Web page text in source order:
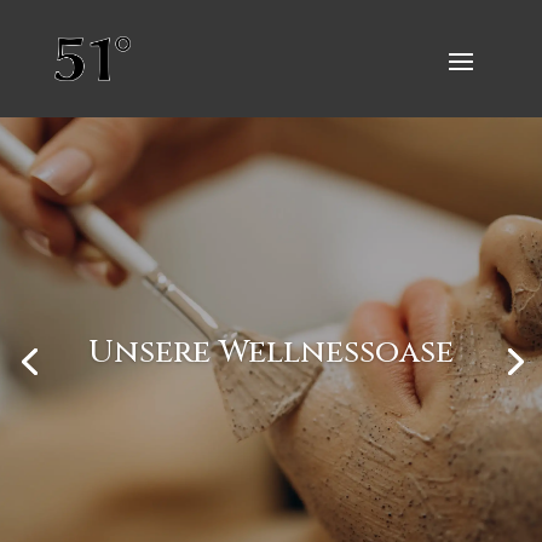
Unsere Wellnessoase